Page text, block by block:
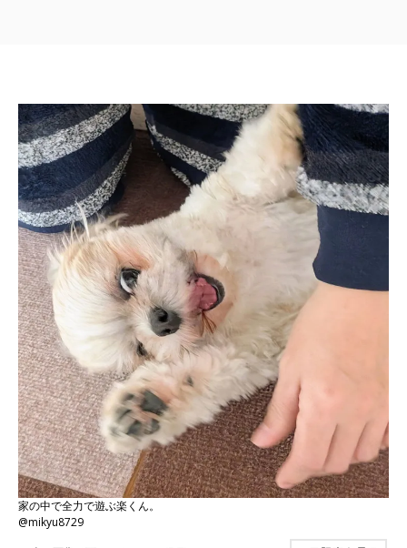
家の中で全力で遊ぶ楽くん。
@mikyu8729